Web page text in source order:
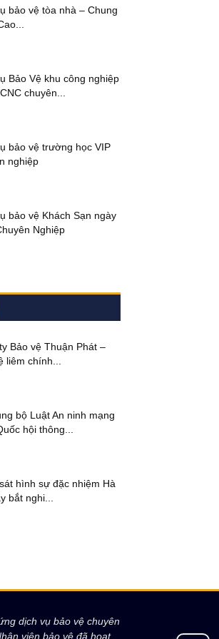
bảo vệ tòa nhà – Chung
Bảo Vệ khu công nghiệp
chuyên...
bảo vệ trường học VIP
nghiệp
bảo vệ Khách Sạn ngày
Nghiệp
Bảo vệ Thuận Phát –
liêm chính...
bộ Luật An ninh mạng
hội thông...
hình sự đặc nhiệm Hà
bắt nghi...
dịch vụ bảo vệ chuyên
viên bảo vệ đã hoạt